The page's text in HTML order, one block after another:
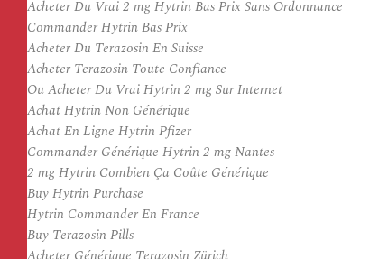
Acheter Du Vrai 2 mg Hytrin Bas Prix Sans Ordonnance
Commander Hytrin Bas Prix
Acheter Du Terazosin En Suisse
Acheter Terazosin Toute Confiance
Ou Acheter Du Vrai Hytrin 2 mg Sur Internet
Achat Hytrin Non Générique
Achat En Ligne Hytrin Pfizer
Commander Générique Hytrin 2 mg Nantes
2 mg Hytrin Combien Ça Coûte Générique
Buy Hytrin Purchase
Hytrin Commander En France
Buy Terazosin Pills